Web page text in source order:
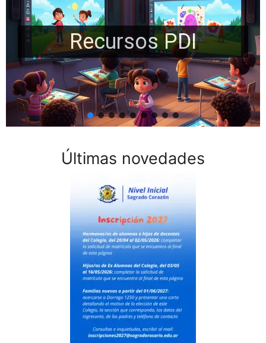
Recursos PDI
Últimas novedades